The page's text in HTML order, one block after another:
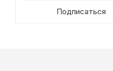
Подписаться